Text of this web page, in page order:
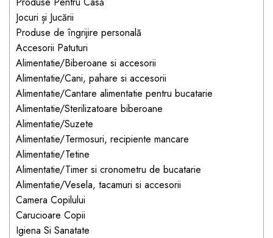
Produse de protecție
mobilier industrial
Bandă avertizare
Cărucioare copii
Accesorii Cărucioare
Set protecții copii
Scaune auto copii
Siguranță auto copii
Tapet protector perete
camera copiilor
Incălzitoare biberoane
copii
Termosuri, recipiente
mâncare pentru copii
Suzete bebe
Jocuri de familie sau grup
Masinute, avioane,
motociclete
Jocuri de pictura si desen
Jucarii muzicale
Jucării educative copii
Biciclete și Triciclete
Jocuri și Jucării
Produse de îngrijire personală
Accesorii Patuturi
Alimentatie/Biberoane si accesorii
Alimentatie/Cani, pahare si accesorii
Alimentatie/Cantare alimentatie pentru bucatarie
Alimentatie/Sterilizatoare biberoane
Alimentatie/Suzete
Alimentatie/Termosuri, recipiente mancare
Alimentatie/Tetine
Alimentatie/Timer si cronometru de bucatarie
Alimentatie/Vesela, tacamuri si accesorii
Camera Copilului
Carucioare Copii
Igiena Si Sanatate